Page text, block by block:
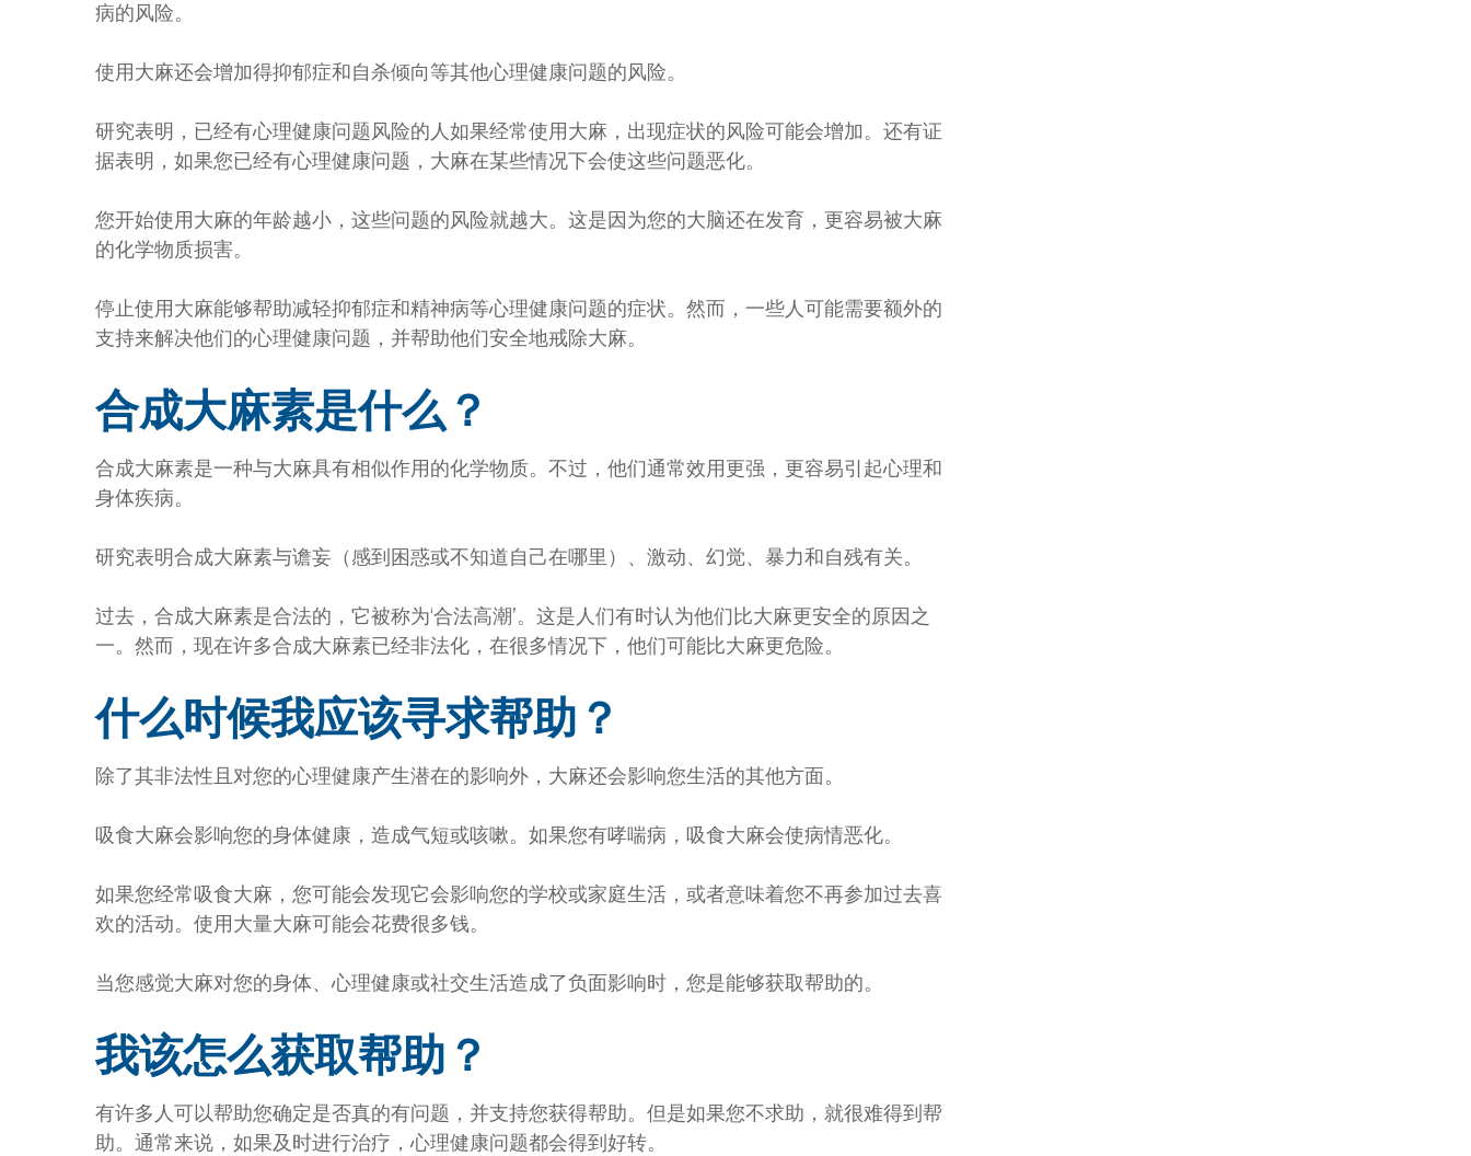
病的风险。
使用大麻还会增加得抑郁症和自杀倾向等其他心理健康问题的风险。
研究表明，已经有心理健康问题风险的人如果经常使用大麻，出现症状的风险可能会增加。还有证
据表明，如果您已经有心理健康问题，大麻在某些情况下会使这些问题恶化。
您开始使用大麻的年龄越小，这些问题的风险就越大。这是因为您的大脑还在发育，更容易被大麻
的化学物质损害。
停止使用大麻能够帮助减轻抑郁症和精神病等心理健康问题的症状。然而，一些人可能需要额外的
支持来解决他们的心理健康问题，并帮助他们安全地戒除大麻。
合成大麻素是什么？
合成大麻素是一种与大麻具有相似作用的化学物质。不过，他们通常效用更强，更容易引起心理和
身体疾病。
研究表明合成大麻素与谵妄（感到困惑或不知道自己在哪里）、激动、幻觉、暴力和自残有关。
过去，合成大麻素是合法的，它被称为‘合法高潮’。这是人们有时认为他们比大麻更安全的原因之
一。然而，现在许多合成大麻素已经非法化，在很多情况下，他们可能比大麻更危险。
什么时候我应该寻求帮助？
除了其非法性且对您的心理健康产生潜在的影响外，大麻还会影响您生活的其他方面。
吸食大麻会影响您的身体健康，造成气短或咳嗽。如果您有哮喘病，吸食大麻会使病情恶化。
如果您经常吸食大麻，您可能会发现它会影响您的学校或家庭生活，或者意味着您不再参加过去喜
欢的活动。使用大量大麻可能会花费很多钱。
当您感觉大麻对您的身体、心理健康或社交生活造成了负面影响时，您是能够获取帮助的。
我该怎么获取帮助？
有许多人可以帮助您确定是否真的有问题，并支持您获得帮助。但是如果您不求助，就很难得到帮
助。通常来说，如果及时进行治疗，心理健康问题都会得到好转。